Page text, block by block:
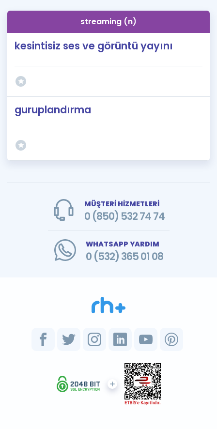
streaming (n)
kesintisiz ses ve görüntü yayını
guruplandırma
MÜŞTERİ HİZMETLERİ
0 (850) 532 74 74
WHATSAPP YARDIM
0 (532) 365 01 08